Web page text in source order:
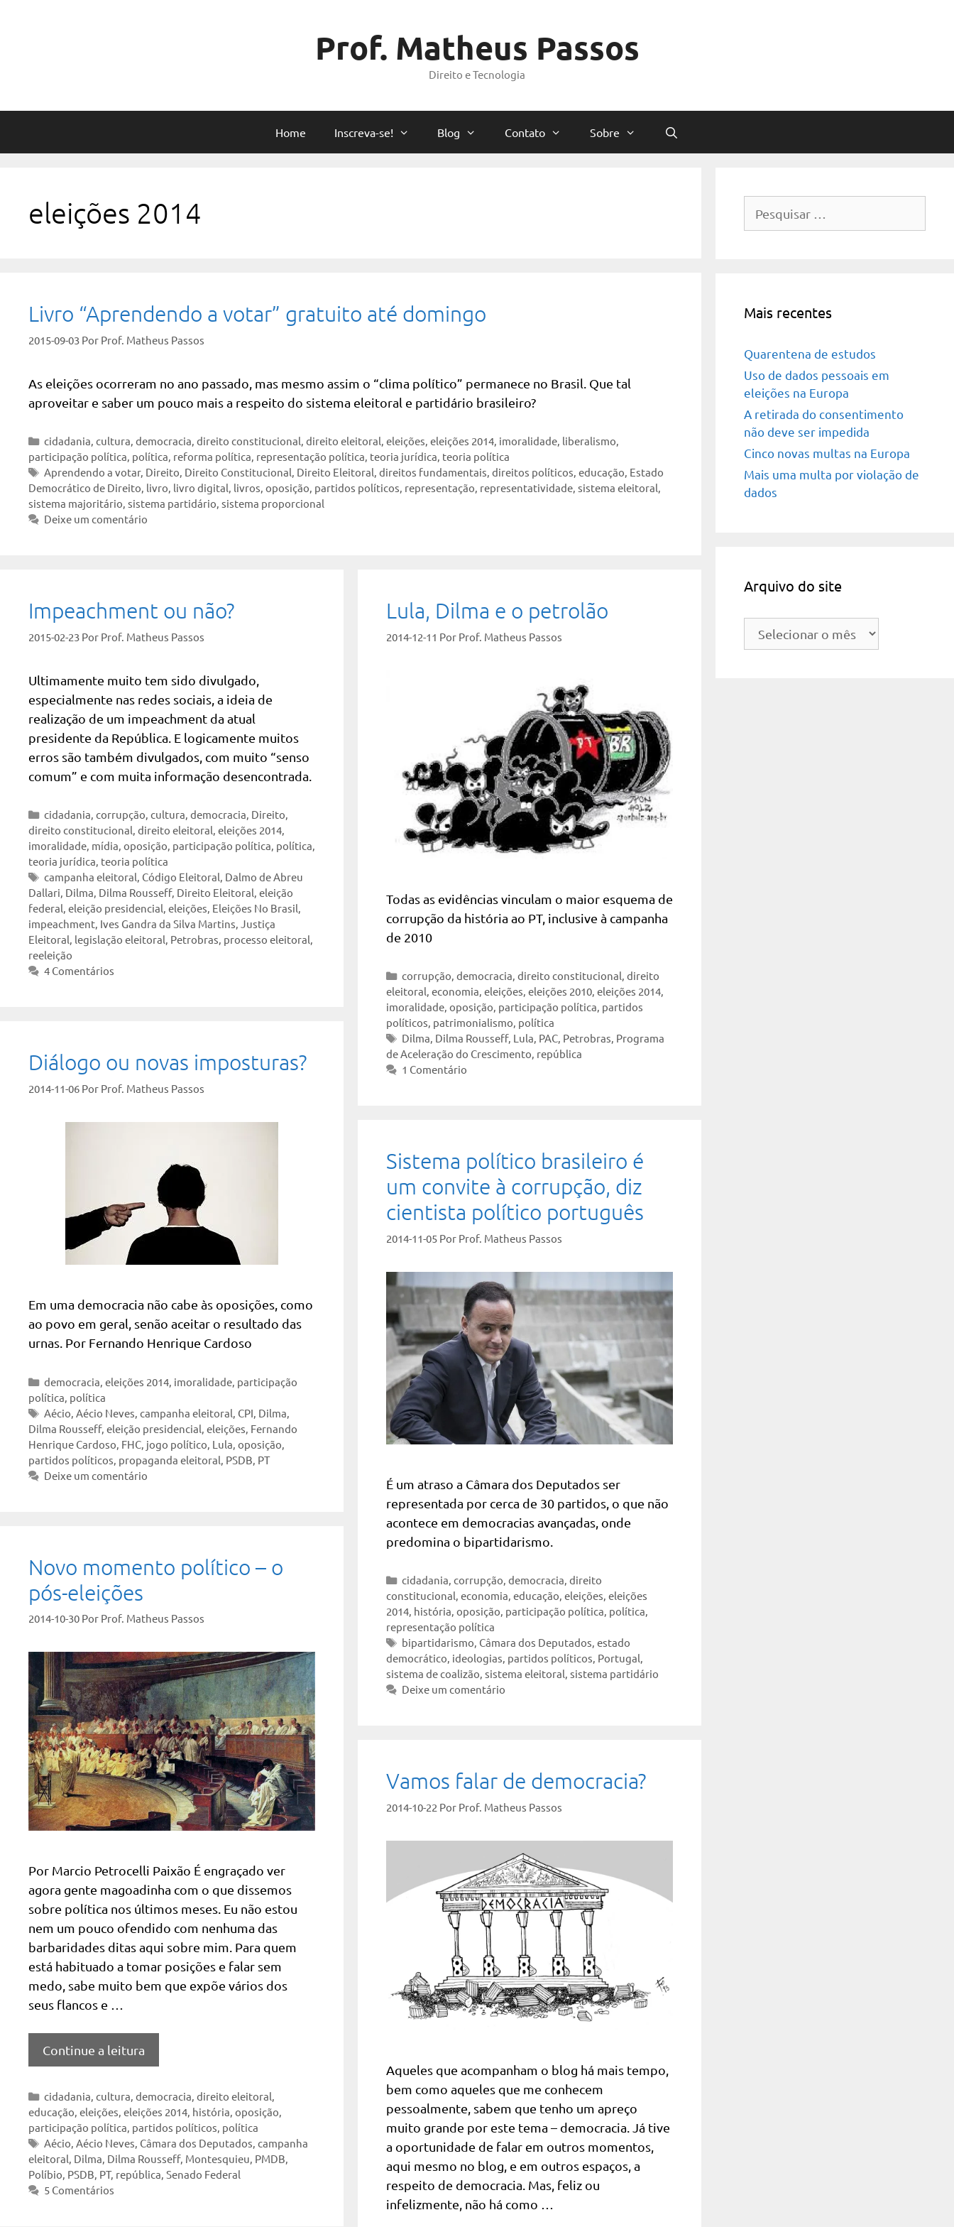
Prof. Matheus Passos
Direito e Tecnologia
Home Inscreva-se! Blog Contato Sobre
eleições 2014
Livro “Aprendendo a votar” gratuito até domingo
2015-09-03 Por Prof. Matheus Passos
As eleições ocorreram no ano passado, mas mesmo assim o “clima político” permanece no Brasil. Que tal
aproveitar e saber um pouco mais a respeito do sistema eleitoral e partidário brasileiro?
Categorias
cidadania,cultura,democracia,direito constitucional,direito eleitoral,eleições,eleições 2014, imoralidade, liberalismo,
participação política, política, reforma política, representação política, teoria jurídica, teoria política
Tags
Aprendendo a votar, Direito, Direito Constitucional, Direito Eleitoral,direitos fundamentais,direitos políticos,educação, Estado
Democrático de Direito, livro, livro digital, livros, oposição, partidos políticos, representação, representatividade, sistema eleitoral,
sistema majoritário, sistema partidário, sistema proporcional
Deixe um comentário
Impeachment ou não?
2015-02-23 Por Prof. Matheus Passos
Ultimamente muito tem sido divulgado,
especialmente nas redes sociais, a ideia de
realização de um impeachment da atual
presidente da República. E logicamente muitos
erros são também divulgados, com muito “senso
comum” e com muita informação desencontrada.
Categorias
cidadania,corrupção,cultura,democracia, Direito,
direito constitucional, direito eleitoral, eleições 2014,
imoralidade, mídia, oposição, participação política, política,
teoria jurídica, teoria política
Tags
campanha eleitoral, Código Eleitoral, Dalmo de Abreu
Dallari, Dilma, Dilma Rousseff, Direito Eleitoral, eleição
federal, eleição presidencial, eleições, Eleições No Brasil,
impeachment, Ives Gandra da Silva Martins, Justiça
Eleitoral, legislação eleitoral, Petrobras, processo eleitoral,
reeleição
4 Comentários
Lula, Dilma e o petrolão
2014-12-11 Por Prof. Matheus Passos
Todas as evidências vinculam o maior esquema de
corrupção da história ao PT, inclusive à campanha
de 2010
Categorias
corrupção,democracia,direito constitucional,direito
eleitoral, economia, eleições, eleições 2010, eleições 2014,
imoralidade, oposição, participação política, partidos
políticos, patrimonialismo, política
Tags
Dilma, Dilma Rousseff, Lula, PAC, Petrobras, Programa
de Aceleração do Crescimento, república
1 Comentário
Diálogo ou novas imposturas?
2014-11-06 Por Prof. Matheus Passos
Em uma democracia não cabe às oposições, como
ao povo em geral, senão aceitar o resultado das
urnas. Por Fernando Henrique Cardoso
Categorias
democracia ,eleições 2014 imoralidade participação
política política
Tags
Aécio Aécio Neves ,campanha eleitoral CPI Dilma
Dilma Rousseff, eleição presidencial eleições Fernando
Henrique Cardoso FHC jogo político Lula oposição
partidos políticos propaganda eleitoral PSDB PT
Deixe um comentário
Sistema político brasileiro é
um convite à corrupção, diz
cientista político português
2014-11-05 Por Prof. Matheus Passos
É um atraso a Câmara dos Deputados ser
representada por cerca de 30 partidos, o que não
acontece em democracias avançadas, onde
predomina o bipartidarismo.
Categorias
cidadania,corrupção,democracia,direito
constitucional, economia, educação, eleições, eleições
2014, história, oposição, participação política, política,
representação política
Tags
bipartidarismo, Câmara dos Deputados,estado
democrático, ideologias, partidos políticos, Portugal,
sistema de coalizão, sistema eleitoral, sistema partidário
Deixe um comentário
Novo momento político – o
pós-eleições
2014-10-30 Por Prof. Matheus Passos
Por Marcio Petrocelli Paixão É engraçado ver
agora gente magoadinha com o que dissemos
sobre política nos últimos meses. Eu não estou
nem um pouco ofendido com nenhuma das
barbaridades ditas aqui sobre mim. Para quem
está habituado a tomar posições e falar sem
medo, sabe muito bem que expõe vários dos
seus flancos e …
Continue a leitura
Categorias
cidadania ,cultura ,democracia ,direito eleitoral
educação eleições eleições 2014 história oposição
participação política partidos políticos política
Tags
Aécio Aécio Neves Câmara dos Deputados ,campanha
eleitoral Dilma Dilma Rousseff, Montesquieu PMDB
Políbio PSDB PT, república Senado Federal
5 Comentários
Vamos falar de democracia?
2014-10-22 Por Prof. Matheus Passos
Aqueles que acompanham o blog há mais tempo,
bem como aqueles que me conhecem
pessoalmente, sabem que tenho um apreço
muito grande por este tema – democracia. Já tive
a oportunidade de falar em outros momentos,
aqui mesmo no blog, e em outros espaços, a
respeito de democracia. Mas, feliz ou
infelizmente, não há como …
por:
Mais recentes
Quarentena de estudos
Uso de dados pessoais em
eleições na Europa
A retirada do consentimento
não deve ser impedida
Cinco novas multas na Europa
Mais uma multa por violação de
dados
Arquivo do site
Arquivo